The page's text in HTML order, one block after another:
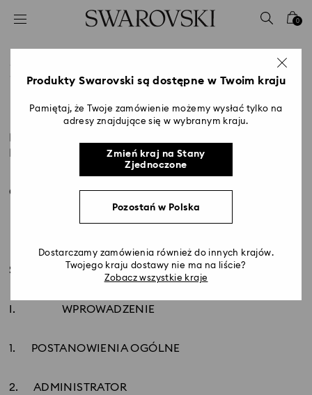
Lista kluczy dostępu
2 - Stopka
0
Polityka prywatności
Ostatnia aktualizacja: lipiec 2025 r.
SPIS TREŚCI
I. WPROWADZENIE
1. POSTANOWIENIA OGÓLNE
2. ADMINISTRATOR
Produkty Swarovski są dostępne w Twoim kraju
Pamiętaj, że Twoje zamówienie możemy wysłać tylko na
adresy znajdujące się w wybranym kraju.
Zmień kraj na Stany
Zjednoczone
Pozostań w Polska
Dostarczamy zamówienia również do innych krajów.
Twojego kraju dostawy nie ma na liście?
Zobacz wszystkie kraje